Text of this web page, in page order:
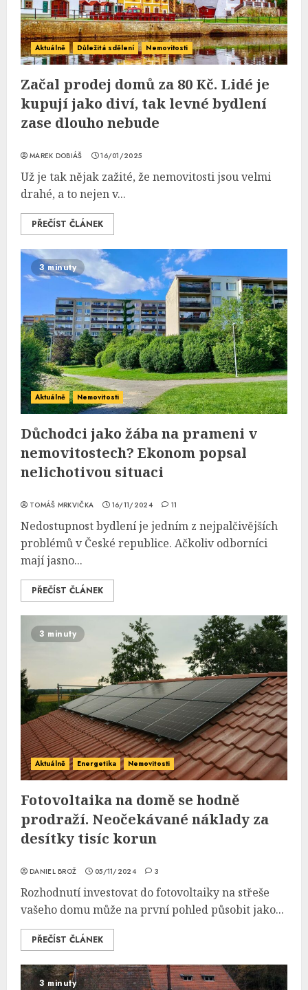
Aktuálně Důležitá sdělení Nemovitosti
Začal prodej domů za 80 Kč. Lidé je
kupují jako diví, tak levné bydlení
zase dlouho nebude
MAREK DOBIÁŠ 16/01/2025
Už je tak nějak zažité, že nemovitosti jsou velmi
drahé, a to nejen v...
PŘEČÍST ČLÁNEK
3 minuty
Aktuálně Nemovitosti
Důchodci jako žába na prameni v
nemovitostech? Ekonom popsal
nelichotivou situaci
TOMÁŠ MRKVIČKA 16/11/2024 11
Nedostupnost bydlení je jedním z nejpalčivějších
problémů v České republice. Ačkoliv odborníci
mají jasno...
PŘEČÍST ČLÁNEK
3 minuty
Aktuálně Energetika Nemovitosti
Fotovoltaika na domě se hodně
prodraží. Neočekávané náklady za
desítky tisíc korun
DANIEL BROŽ 05/11/2024 3
Rozhodnutí investovat do fotovoltaiky na střeše
vašeho domu může na první pohled působit jako...
PŘEČÍST ČLÁNEK
3 minuty